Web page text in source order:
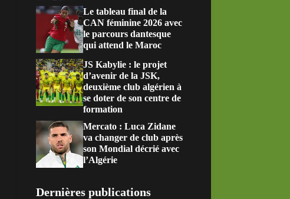
Le tableau final de la
CAN féminine 2026 avec
le parcours dantesque
qui attend le Maroc
JS Kabylie : le projet
d’avenir de la JSK,
deuxième club algérien à
se doter de son centre de
formation
Mercato : Luca Zidane
va changer de club après
son Mondial décrié avec
l’Algérie
Dernières publications